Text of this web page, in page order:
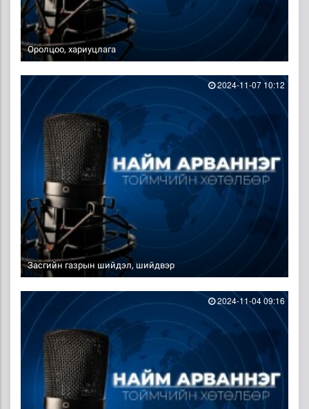
Оролцоо, хариуцлага
Засгийн газрын шийдэл, шийдвэр
2024-11-07 10:12
2024-11-04 09:16